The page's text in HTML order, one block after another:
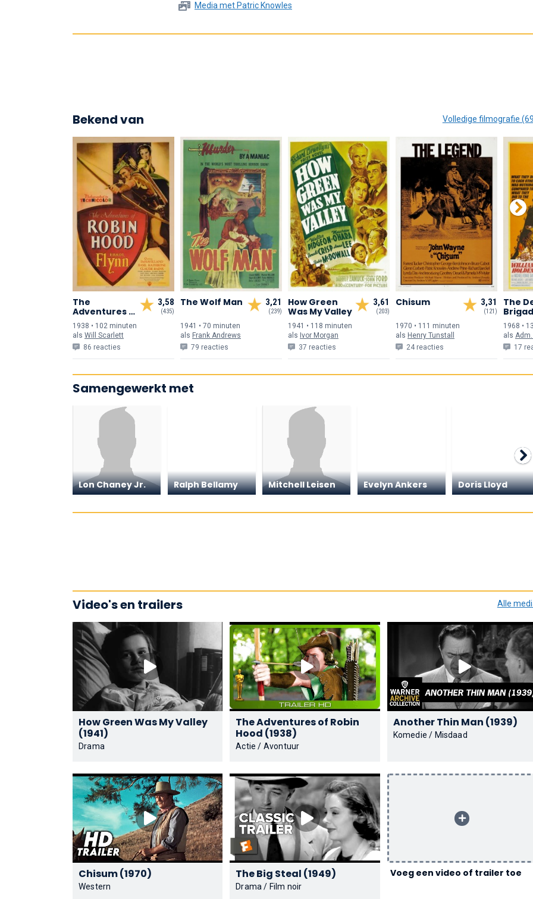
Media met Patric Knowles
Bekend van Volledige filmografie
3,58
(435)
The
Adventures of
Robin Hood
1938 • 102 minuten
als Will Scarlett
86 reacties
3,21
(239)
The Wolf Man
1941 • 70 minuten
als Frank Andrews
79 reacties
3,61
(203)
How Green
Was My Valley
1941 • 118 minuten
als Ivor Morgan
37 reacties
3,31
(121)
Chisum
1970 • 111 minuten
als Henry Tunstall
24 reacties
The
1968 •
als
17
Samengewerkt met
Lon Chaney Jr. Ralph Bellamy Mitchell Leisen Evelyn Ankers Doris Lloyd
Video's en trailers Alle
How Green Was My Valley
(1941)
Drama
The Adventures of Robin
Hood (1938)
Actie / Avontuur
Another Thin Man (1939)
Komedie / Misdaad
Chisum (1970)
Western
The Big Steal (1949)
Drama / Film noir
Voeg een video of trailer toe